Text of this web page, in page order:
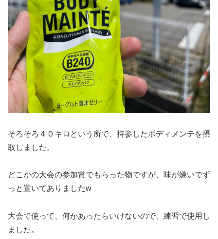
そろそろ４０キロという所で、持参したボディメンテを摂
取しました。
どこかの大会の参加賞でもらった物ですが、味が嫌いでず
っと置いてありましたw
大会で使って、何かあったらいけないので、練習で使用し
ました。